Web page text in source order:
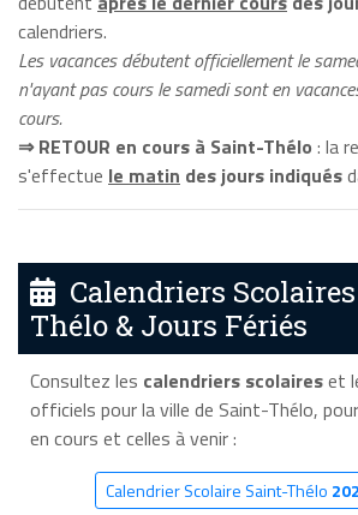
calendriers.
Les vacances débutent officiellement le
n'ayant pas cours le samedi sont en
cours.
⇒ RETOUR en cours à Saint-Thélo : la
s'effectue le matin des jours indiqués
Calendriers
Thélo & Jours Fériés
Consultez les calendriers scolaireset
officiels pour la ville de Saint-Thélo,
en cours et celles à venir :
Calendrier Scolaire Saint-Thélo